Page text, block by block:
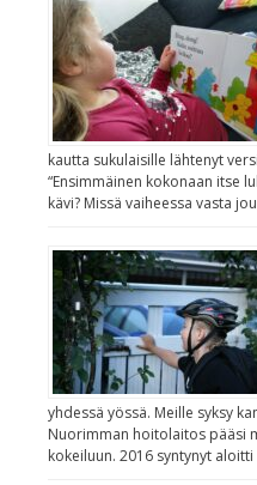
kautta sukulaisille lähtenyt
“Ensimmäinen kokonaan itse
kävi? Missä vaiheessa vasta
yhdessä yössä. Meille syksy
Nuorimman hoitolaitos pääsi
kokeiluun. 2016 syntynyt